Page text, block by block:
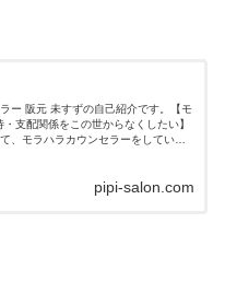
ー 阪元 未すずの自己紹介です。【モ
支配関係をこの世からなくしたい】
、モラハラカウンセラーをしていま
pipi-salon.com